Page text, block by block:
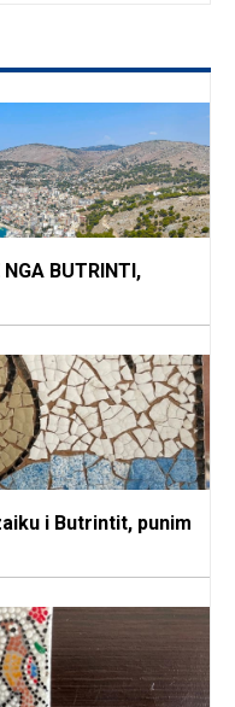
BUTRINTI,
i Butrintit, punim